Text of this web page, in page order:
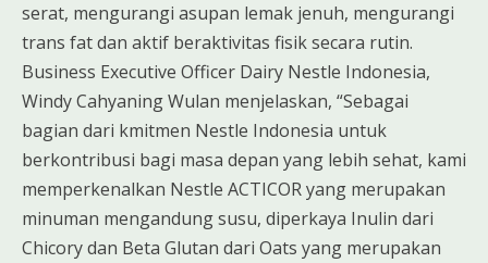
serat, mengurangi asupan lemak jenuh, mengurangi
trans fat dan aktif beraktivitas fisik secara rutin.
Business Executive Officer Dairy Nestle Indonesia,
Windy Cahyaning Wulan menjelaskan, “Sebagai
bagian dari kmitmen Nestle Indonesia untuk
berkontribusi bagi masa depan yang lebih sehat, kami
memperkenalkan Nestle ACTICOR yang merupakan
minuman mengandung susu, diperkaya Inulin dari
Chicory dan Beta Glutan dari Oats yang merupakan